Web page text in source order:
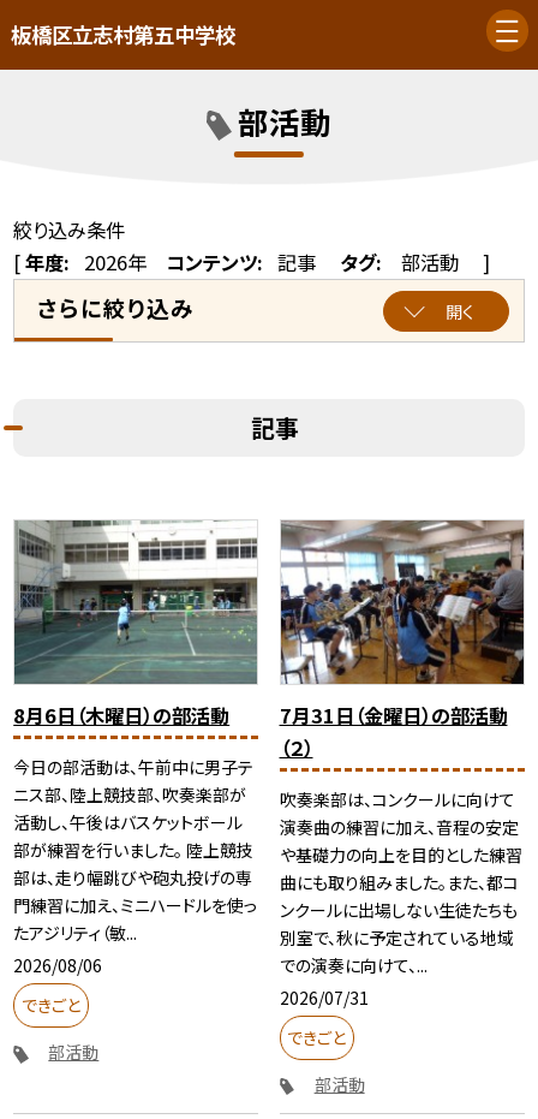
板橋区立志村第五中学校
部活動
絞り込み条件
[年度: 2026年 コンテンツ: 記事 タグ: 部活動 ]
さらに絞り込み 開く
記事
8月6日（木曜日）の部活動
今日の部活動は、午前中に男子テ
ニス部、陸上競技部、吹奏楽部が
活動し、午後はバスケットボール
部が練習を行いました。 陸上競技
部は、走り幅跳びや砲丸投げの専
門練習に加え、ミニハードルを使っ
たアジリティ（敏...
2026/08/06
できごと
部活動
7月31日（金曜日）の部活動
（２）
吹奏楽部は、コンクールに向けて
演奏曲の練習に加え、音程の安定
や基礎力の向上を目的とした練習
曲にも取り組みました。また、都コ
ンクールに出場しない生徒たちも
別室で、秋に予定されている地域
での演奏に向けて、...
2026/07/31
できごと
部活動